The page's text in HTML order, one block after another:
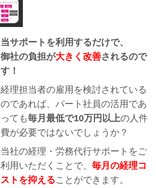
当サポートを利用するだけで、
御社の負担が大きく改善されるので
す！
経理担当者の雇用を検討されている
のであれば、パート社員の活用であ
っても毎月最低で10万円以上の人件
費が必要ではないでしょうか？
当社の経理・労務代行サポートをご
利用いただくことで、 毎月の経理コ
ストを抑えることができます。